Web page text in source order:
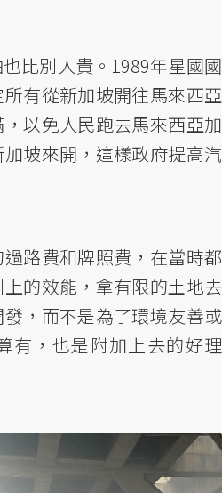
比別人貴。1989年星國國
有從新加坡開往馬來西亞
以免人民跑去馬來西亞加
坡來開，這樣政府提高汽
路費和牌照費，在當時都
的效能，拿有限的土地去
，而不是為了環境友善或
有，也是附加上去的好理